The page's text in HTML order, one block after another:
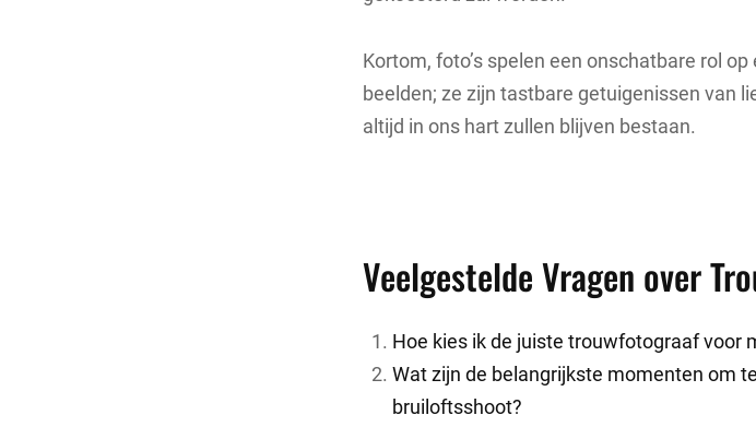
Kortom, foto’s spelen een onschatbare rol
beelden; ze zijn tastbare getuigenissen van
altijd in ons hart zullen blijven bestaan.
Veelgestelde Vragen over
Hoe kies ik de juiste trouwfotograaf voor
Wat zijn de belangrijkste momenten om
bruiloftsshoot?